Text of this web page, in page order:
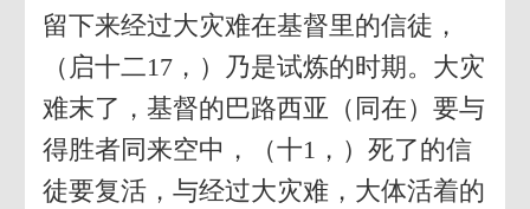
留下来经过大灾难在基督里的信徒，
（启十二17，）乃是试炼的时期。大灾
难末了，基督的巴路西亚（同在）要与
得胜者同来空中，（十1，）死了的信
徒要复活，与经过大灾难，大体活着的